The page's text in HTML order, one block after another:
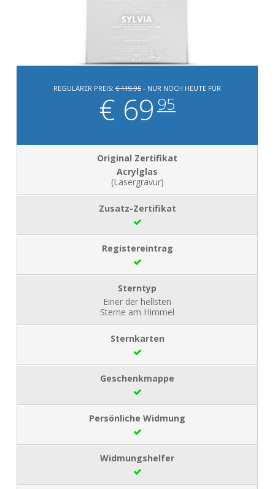
REGULÄRER PREIS: € 119,95 - NUR NOCH HEUTE FÜR
€ 69 95
Acrylglas
(Lasergravur)
Einer der hellsten
Sterne am Himmel